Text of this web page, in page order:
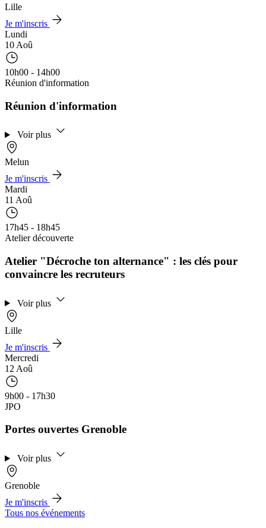
Lille
Je m'inscris
Lundi
10 Aoû
10h00 - 14h00
Réunion d'information
Réunion d'information
Voir plus
Melun
Je m'inscris
Mardi
11 Aoû
17h45 - 18h45
Atelier découverte
Atelier "Décroche ton alternance" : les clés pour
convaincre les recruteurs
Voir plus
Lille
Je m'inscris
Mercredi
12 Aoû
9h00 - 17h30
JPO
Portes ouvertes Grenoble
Voir plus
Grenoble
Je m'inscris
Tous nos événements